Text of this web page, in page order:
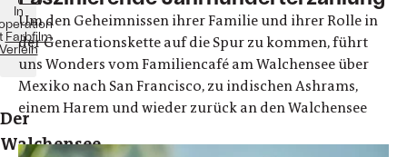
In
Farbfilm
Der
Walchensee.
Um den Geheimnissen ihrer Familie und ihrer Rolle in
der Generationskette auf die Spur zu kommen, führt
uns Wonders vom Familiencafé am Walchensee über
Mexiko nach San Francisco, zu indischen Ashrams,
einem Harem und wieder zurück an den Walchensee